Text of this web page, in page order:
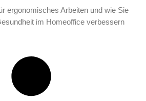
ergonomisches Arbeiten und wie Sie
im Homeoffice verbessern